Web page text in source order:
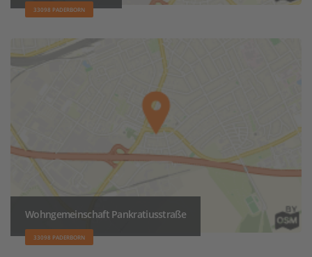
33098 PADERBORN
Wohngemeinschaft Pankratiusstraße
33098 PADERBORN